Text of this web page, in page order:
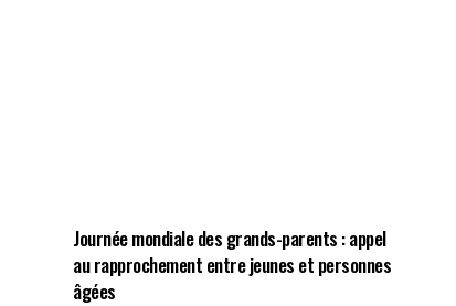
Journée mondiale des grands-parents : appel
au rapprochement entre jeunes et personnes
âgées